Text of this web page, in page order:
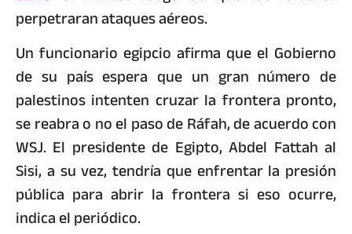
perpetraran ataques aéreos.
Un funcionario egipcio afirma que el Gobierno
de su país espera que un gran número de
palestinos intenten cruzar la frontera pronto,
se reabra o no el paso de Ráfah, de acuerdo con
WSJ. El presidente de Egipto, Abdel Fattah al
Sisi, a su vez, tendría que enfrentar la presión
pública para abrir la frontera si eso ocurre,
indica el periódico.